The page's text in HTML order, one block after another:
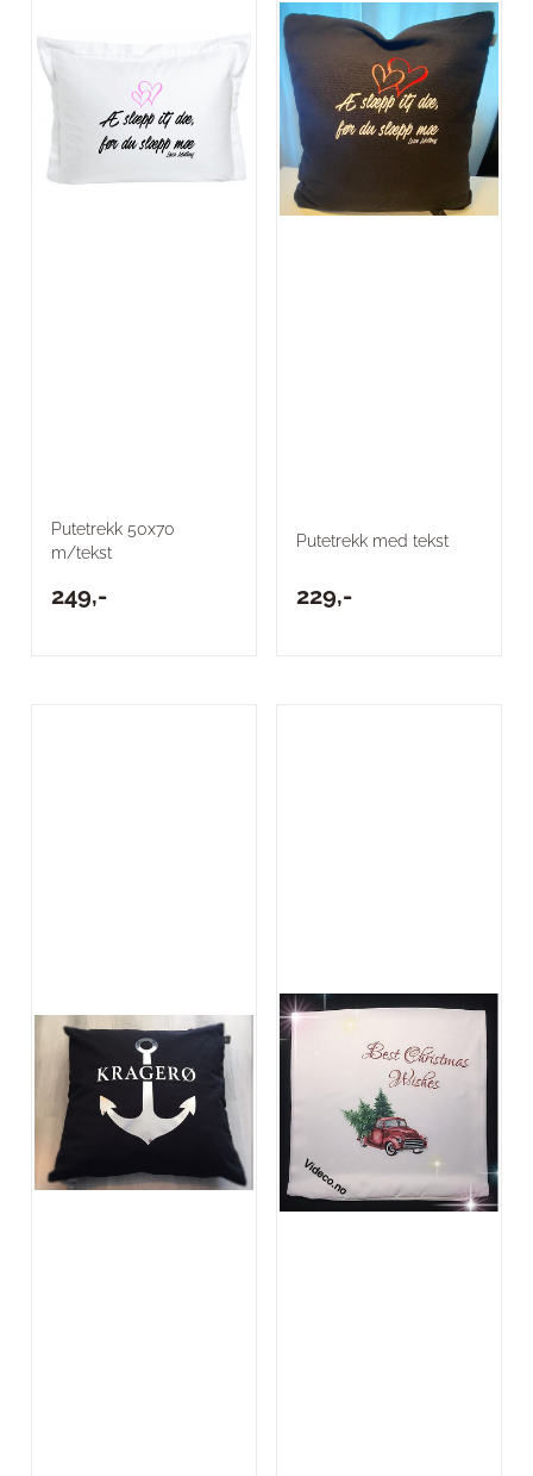
Putetrekk 50x70
m/tekst
249,-
Putetrekk med tekst
229,-